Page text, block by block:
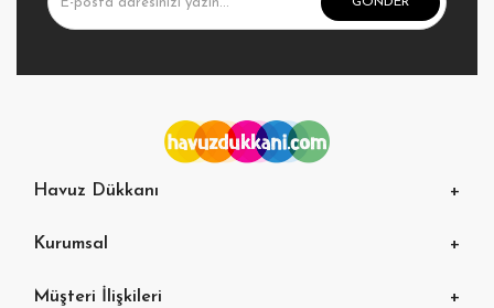
GÖNDER
Havuz Dükkanı
Kurumsal
Müşteri İlişkileri